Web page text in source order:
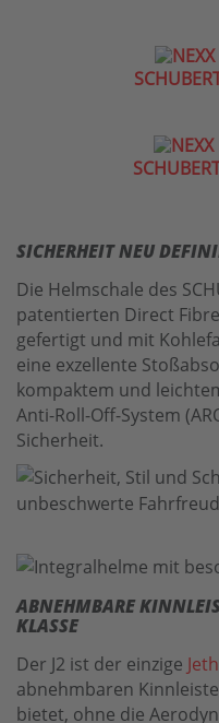
SICHERHEIT NEU
Die Helmschale des
patentierten Direct
gefertigt und mit
eine exzellente
kompaktem und
Anti-Roll-Off-System
Sicherheit.
ABNEHMBARE
KLASSE
Der J2 ist der einzige
abnehmbaren
bietet, ohne die